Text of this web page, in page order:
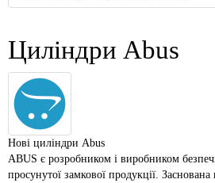
Циліндри Abus
Нові циліндри Abus
ABUS є розробником і виробником
просунутої замкової продукції.